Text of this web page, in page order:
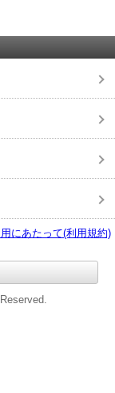
にあたって(利用規約)